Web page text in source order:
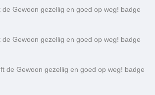
de Gewoon gezellig en goed op weg! badge
de Gewoon gezellig en goed op weg! badge
de Gewoon gezellig en goed op weg! badge